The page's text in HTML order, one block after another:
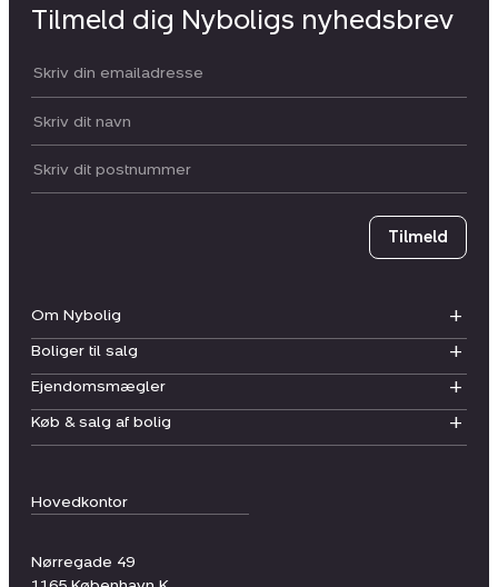
Hovedkontor
Nørregade 49
Om Nybolig
Boliger til salg
Ejendomsmægler
Køb & salg af bolig
Tilmeld dig Nyboligs nyhedsbrev
Din email:
Dit navn:
Postnummer
Tilmeld